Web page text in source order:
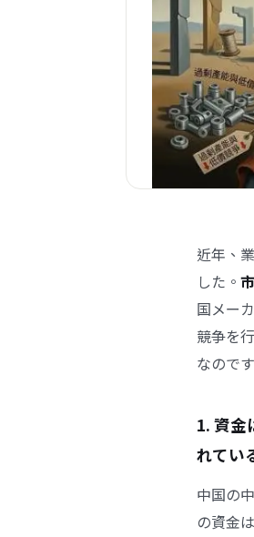
近年 、
した。
国メー
競争を
なので
1. 資金
れてい
中国の
の資金